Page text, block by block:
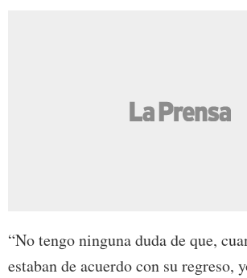
“No tengo ninguna duda de que,
estaban de acuerdo con su regreso,